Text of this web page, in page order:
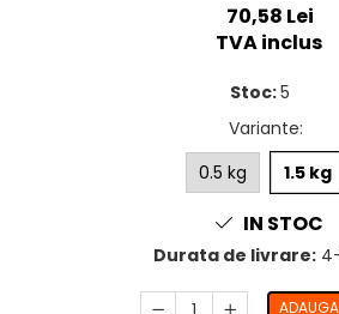
70,58 Lei
TVA inclus
Stoc:5
Variante:
0.5 kg
1.5 kg
IN STOC
Durata de livrare:4-